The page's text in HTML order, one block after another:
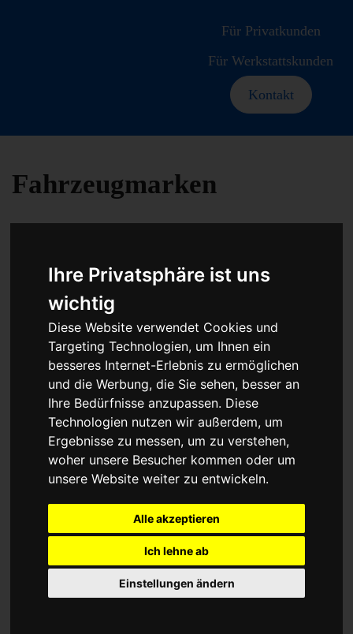
Ihre Privatsphäre ist uns
wichtig
Diese Website verwendet Cookies und
Targeting Technologien, um Ihnen ein
besseres Internet-Erlebnis zu ermöglichen
und die Werbung, die Sie sehen, besser an
Ihre Bedürfnisse anzupassen. Diese
Technologien nutzen wir außerdem, um
Ergebnisse zu messen, um zu verstehen,
woher unsere Besucher kommen oder um
unsere Website weiter zu entwickeln.
Alle akzeptieren
Ich lehne ab
Einstellungen ändern
Für Privatkunden
Für Werkstattskunden
Kontakt
Fahrzeugmarken
Baumaschine
Zündsteuergerät
Reparatur oder
Austauschgerät
KVA
Unser Betrieb steht für
kostengünstige Prüfungen
und Reparaturen von